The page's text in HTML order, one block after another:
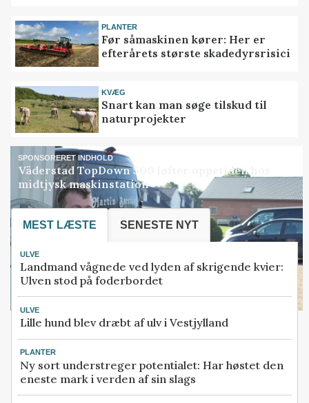
PLANTER
Før såmaskinen kører: Her er
efterårets største skadedyrsrisici
KVÆG
Snart kan man søge tilskud til
naturprojekter
SPONSORERET INDHOLD
Väderstad TopDown 500 løfter oppetiden hos
midtjysk maskinstation
MEST LÆSTE SENESTE NYT
ULVE
Landmand vågnede ved lyden af skrigende kvier:
Ulven stod på foderbordet
ULVE
Lille hund blev dræbt af ulv i Vestjylland
PLANTER
Ny sort understreger potentialet: Har høstet den
eneste mark i verden af sin slags